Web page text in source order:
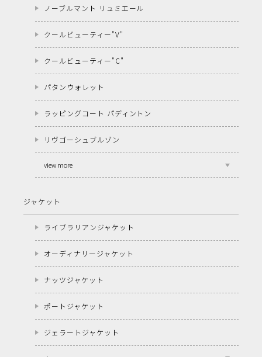
ノーブルマント リュミエール
クールビューティー"V"
クールビューティー"C"
パタンウォレット
ラッピングコート パディントン
リヴゴーシュブルゾン
view more
ジャケット
ライブラリアンジャケット
オーディナリージャケット
ナッツジャケット
ポートジャケット
ジェラートジャケット